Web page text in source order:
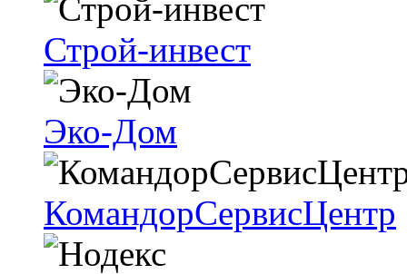
Строй-инвест
Эко-Дом
КомандорСервисЦентр